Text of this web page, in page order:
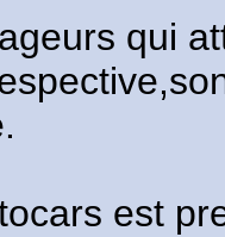
qui
est